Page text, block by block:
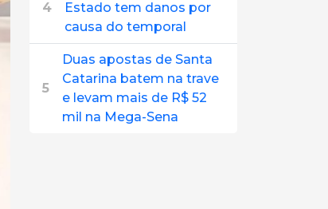
4
Estado tem danos por
causa do temporal
5
Duas apostas de Santa
Catarina batem na trave
e levam mais de R$ 52
mil na Mega-Sena